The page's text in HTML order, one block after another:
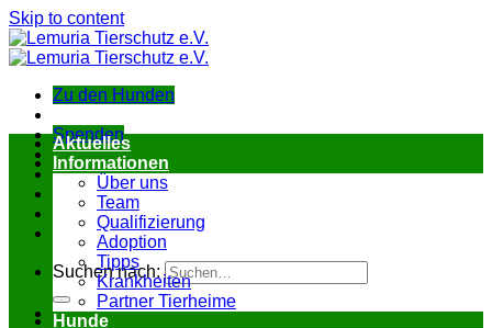
Skip to content
Zu den Hunden
Spenden
Suchen nach:
Aktuelles
Informationen
Über uns
Team
Qualifizierung
Adoption
Tipps
Krankheiten
Partner Tierheime
Hunde